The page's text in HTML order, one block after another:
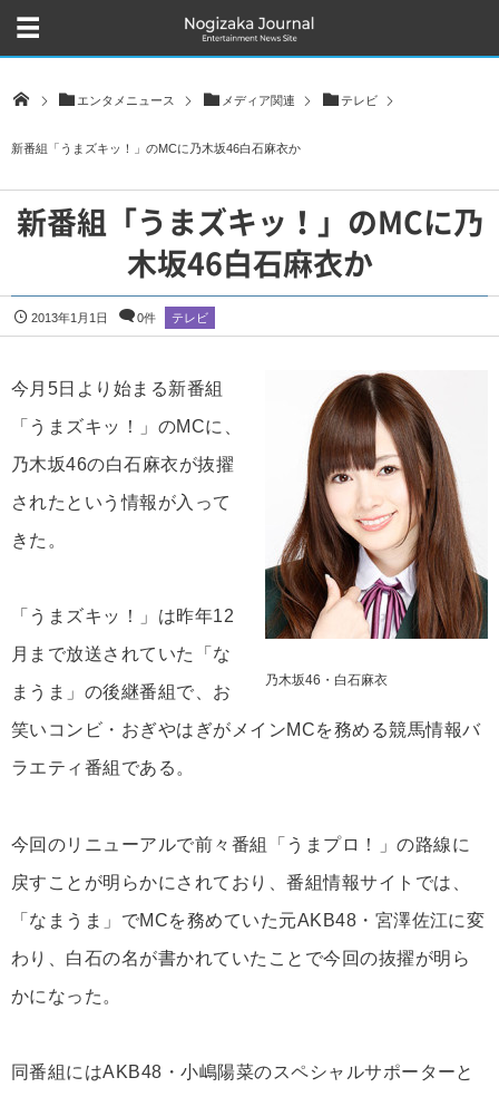
エンタメニュース メディア関連 テレビ
新番組「うまズキッ！」のMCに乃木坂46白石麻衣か
新番組「うまズキッ！」のMCに乃
木坂46白石麻衣か
2013年1月1日 0件 テレビ
乃木坂46・白石麻衣
今月5日より始まる新番組
「うまズキッ！」のMCに、
乃木坂46の白石麻衣が抜擢
されたという情報が入って
きた。
「うまズキッ！」は昨年12
月まで放送されていた「な
まうま」の後継番組で、お
笑いコンビ・おぎやはぎがメインMCを務める競馬情報バ
ラエティ番組である。
今回のリニューアルで前々番組「うまプロ！」の路線に
戻すことが明らかにされており、番組情報サイトでは、
「なまうま」でMCを務めていた元AKB48・宮澤佐江に変
わり、白石の名が書かれていたことで今回の抜擢が明ら
かになった。
同番組にはAKB48・小嶋陽菜のスペシャルサポーターと